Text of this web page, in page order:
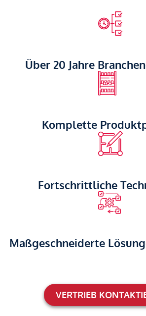
Über 20 Jahre
Komplette
Fortschrittliche
Maßgeschneiderte
VERTRIEB